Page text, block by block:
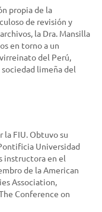
propia de la
de revisión y
la Dra. Mansilla
en torno a un
del Perú,
limeña del
FIU. Obtuvo su
Universidad
instructora en el
de la American
Association,
Conference on